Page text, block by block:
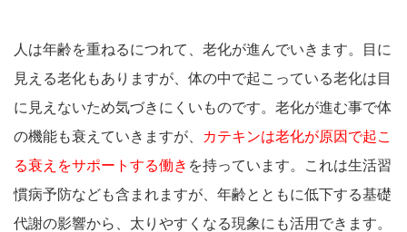
人は年齢を重ねるにつれて、老化が進んでいきます。目に
見える老化もありますが、体の中で起こっている老化は目
に見えないため気づきにくいものです。老化が進む事で体
の機能も衰えていきますが、
カテキンは老化が原因で起こ
る衰えをサポートする働き を持っています。これは生活習
慣病予防なども含まれますが、年齢とともに低下する基礎
代謝の影響から、太りやすくなる現象にも活用できます。